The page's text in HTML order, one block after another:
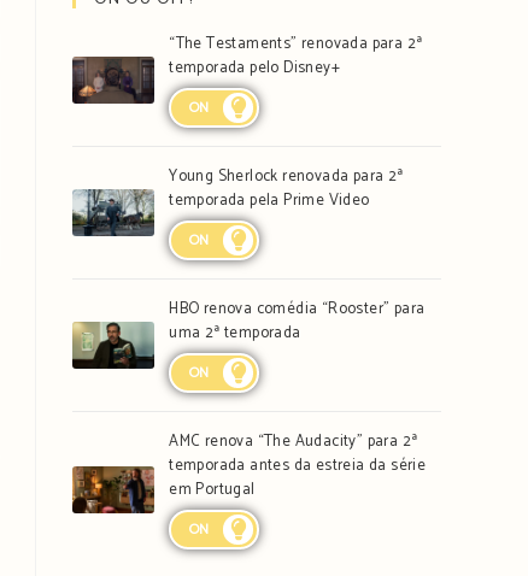
“The Testaments” renovada para 2ª
temporada pelo Disney+
ON
Young Sherlock renovada para 2ª
temporada pela Prime Video
ON
HBO renova comédia “Rooster” para
uma 2ª temporada
ON
AMC renova “The Audacity” para 2ª
temporada antes da estreia da série
em Portugal
ON